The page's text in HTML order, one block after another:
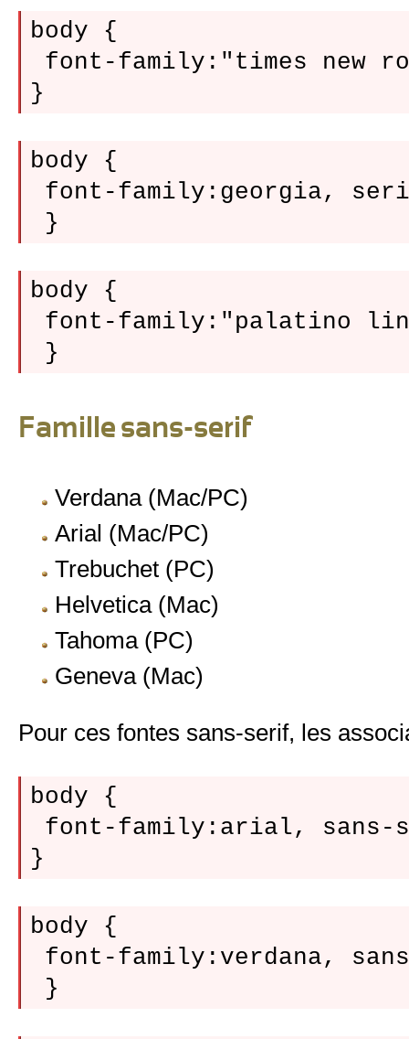
body {
font-family:"times new
body {
font-family:georgia,
body {
font-family:"palatino
Famille sans-serif
Verdana (Mac/PC)
Arial (Mac/PC)
Trebuchet (PC)
Helvetica (Mac)
Tahoma (PC)
Geneva (Mac)
Pour ces fontes sans-serif, les
body {
font-family:arial,
body {
font-family:verdana,